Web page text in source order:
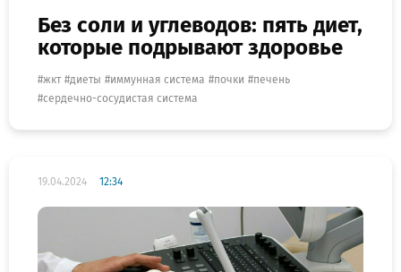
Без соли и углеводов: пять диет,
которые подрывают здоровье
жкт диеты иммунная система почки
печень
сердечно-сосудистая система
19.04.2024 12:34